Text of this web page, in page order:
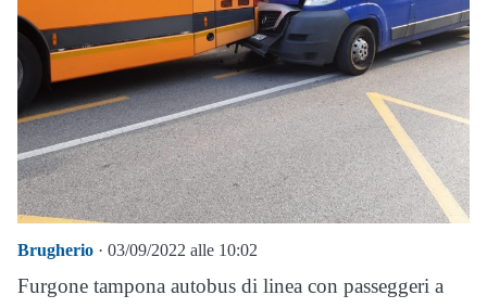
Brugherio · 03/09/2022 alle 10:02
Furgone tampona autobus di linea con passeggeri a